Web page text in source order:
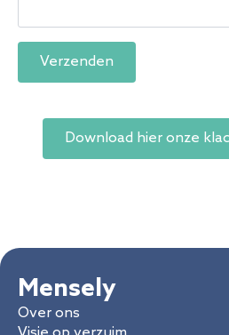
Verzenden
Download hier onze
Mensely
Over ons